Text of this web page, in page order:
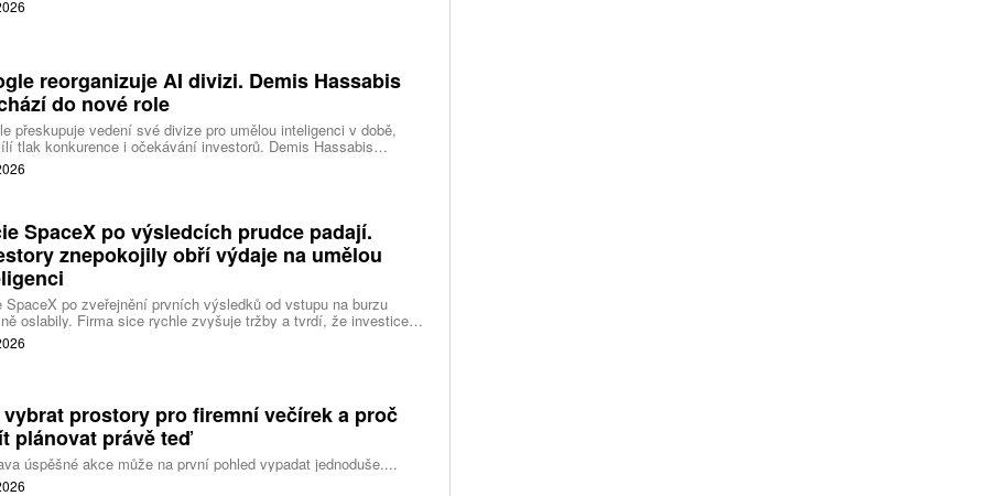
reorganizuje AI divizi. Demis Hassabis
do nové role
přeskupuje vedení své divize pro umělou inteligenci v době,
tlak konkurence i očekávání investorů. Demis Hassabis
každodenní řízení DeepMind a zaměří se na vývoj pokročilé
inteligence i její dopad na společnost.
SpaceX po výsledcích prudce padají.
znepokojily obří výdaje na umělou
SpaceX po zveřejnění prvních výsledků od vstupu na burzu
oslabily. Firma sice rychle zvyšuje tržby a tvrdí, že investice
inteligence se vracejí mnohem rychleji než dříve, investoři ale
zda je tempo rekordních výdajů dlouhodobě udržitelné.
prostory pro firemní večírek a proč
plánovat právě teď
úspěšné akce může na první pohled vypadat jednoduše....